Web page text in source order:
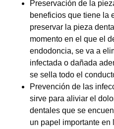
Preservación de la
beneficios que tiene la
preservar la pieza
momento en el que el
endodoncia, se va a
infectada o dañada
se sella todo el
Prevención de las
sirve para aliviar el
dentales que se
un papel importante en